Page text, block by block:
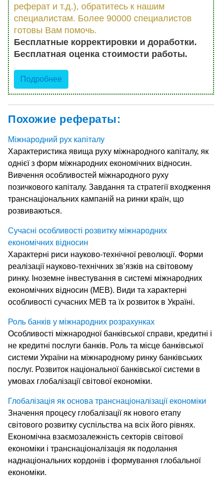
реферат и т.д.), обратитесь к нашим
специалистам. Более 90000 специалистов
готовы Вам помочь.
Бесплатные корректировки и доработки.
Бесплатная оценка стоимости работы.
Подробнее
Похожие рефераты:
Міжнародний рух капіталу
Характеристика явища руху міжнародного капіталу, як
однієї з форм міжнародних економічних відносин.
Вивчення особливостей міжнародного руху
позичкового капіталу. Завдання та стратегії входження
транснаціональних кампаній на ринки країн, що
розвиваються.
Сучасні особливості розвитку міжнародних
економічних відносин
Характерні риси науково-технічної революції. Форми
реалізації науково-технічних зв’язків на світовому
ринку. Іноземне інвестування в системі міжнародних
економічних відносин (МЕВ). Види та характерні
особливості сучасних МЕВ та їх розвиток в Україні.
Роль банків у міжнародних розрахунках
Особливості міжнародної банківської справи, кредитні і
не кредитні послуги банків. Роль та місце банківської
системи України на міжнародному ринку банківських
послуг. Розвиток національної банківської системи в
умовах глобалізації світової економіки.
Глобалізація як основа транснаціоналізації економіки
Значення процесу глобалізації як нового етапу
світового розвитку суспільства на всіх його рівнях.
Економічна взаємозалежність секторів світової
економіки і транснаціоналізація як подолання
наднаціональних кордонів і формування глобальної
економіки.